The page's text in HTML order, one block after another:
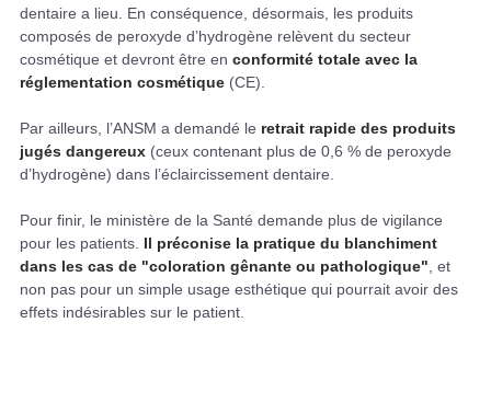
dentaire a lieu. En conséquence, désormais, les produits
composés de peroxyde d’hydrogène relèvent du secteur
cosmétique et devront être en conformité totale avec la
réglementation cosmétique (CE).
Par ailleurs, l’ANSM a demandé le retrait rapide des produits
jugés dangereux (ceux contenant plus de 0,6 % de peroxyde
d’hydrogène) dans l’éclaircissement dentaire.
Pour finir, le ministère de la Santé demande plus de vigilance
pour les patients. Il préconise la pratique du blanchiment
dans les cas de "coloration gênante ou pathologique" , et
non pas pour un simple usage esthétique qui pourrait avoir des
effets indésirables sur le patient.